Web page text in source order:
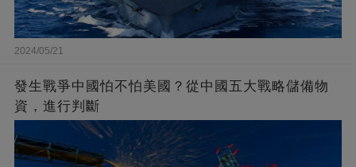
2024/05/21
發生戰爭中國怕不怕美國？從中國五大戰略儲備物
資，進行判斷